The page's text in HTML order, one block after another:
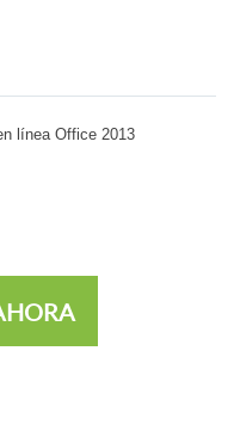
línea Office 2013